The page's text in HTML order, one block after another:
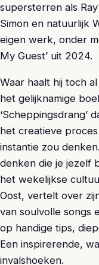
supersterren als
Simon en natuurlijk
eigen werk, onder
My Guest’ uit 2024.
Waar haalt hij toch
het gelijknamige
‘Scheppingsdrang’
het creatieve
instantie zou
denken die je jezelf
het wekelijkse
Oost, vertelt over
van soulvolle songs
op handige tips,
Een inspirerende,
invalshoeken.